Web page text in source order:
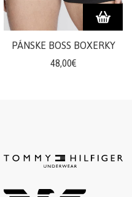
PÁNSKE BOSS BOXERKY
48,00€